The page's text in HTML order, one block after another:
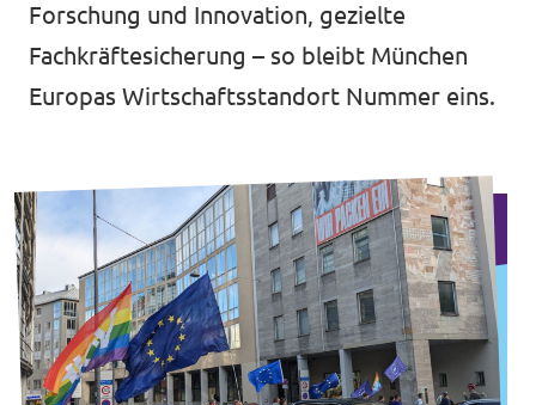
Forschung und Innovation, gezielte
Fachkräftesicherung – so bleibt München
Europas Wirtschaftsstandort Nummer eins.